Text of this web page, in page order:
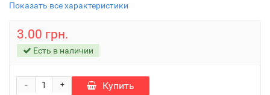
Показать все характеристики
3.00 грн.
Есть в наличии
+
- Купить